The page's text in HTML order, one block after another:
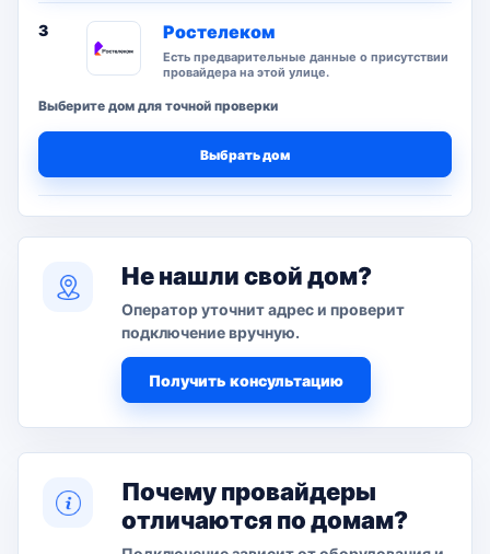
3 Ростелеком
Есть предварительные данные о присутствии
провайдера на этой улице.
Выберите дом для точной проверки
Выбрать дом
Не нашли свой дом?
Оператор уточнит адрес и проверит
подключение вручную.
Получить консультацию
Почему провайдеры
отличаются по домам?